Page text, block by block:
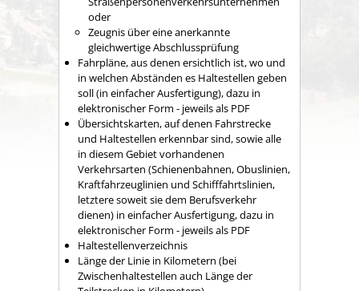
oder
Zeugnis über eine anerkannte
gleichwertige Abschlussprüfung
Fahrpläne, aus denen ersichtlich ist, wo und
in welchen Abständen es Haltestellen geben
soll (in einfacher Ausfertigung), dazu in
elektronischer Form - jeweils als PDF
Übersichtskarten, auf denen Fahrstrecke
und Haltestellen erkennbar sind, sowie alle
in diesem Gebiet vorhandenen
Verkehrsarten (Schienenbahnen, Obuslinien,
Kraftfahrzeuglinien und Schifffahrtslinien,
letztere soweit sie dem Berufsverkehr
dienen) in einfacher Ausfertigung, dazu in
elektronischer Form - jeweils als PDF
Haltestellenverzeichnis
Länge der Linie in Kilometern (bei
Zwischenhaltestellen auch Länge der